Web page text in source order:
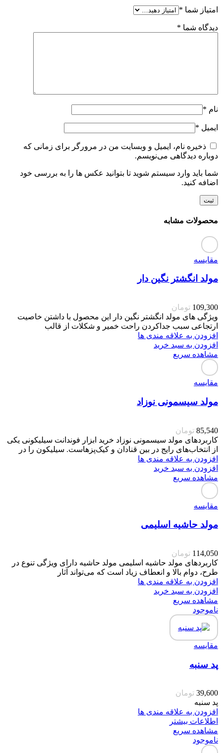
امتیاز شما *
دیدگاه شما *
نام *
ایمیل *
ذخیره نام، ایمیل و وبسایت من در مرورگر برای زمانی که
دوباره دیدگاهی می‌نویسم.
شما باید وارد سیستم شوید تا بتوانید عکس ها را به بررسی خود
اضافه کنید.
محصولات مشابه
مقایسه
مولد انگشتر نگین دار
109,300 تومان
ویژگی های مولد انگشتر نگین دار این محصول با داشتن خاصیت
ارتجاعی سبب جداکردن راحت خمیر و شکلات از قالب
افزودن به علاقه مندی ها
افزودن به سبد خرید
مشاهده سریع
مقایسه
مولد سیسمونی نوزاد
85,540 تومان
کاربردهای مولد سیسمونی نوزاد خرید ابزار فوندانت سیلیکونی یکی
از انتخاب‌های رایج در بین قنادان و کیک‌پزهاست. سیلیکون را در
افزودن به علاقه مندی ها
افزودن به سبد خرید
مشاهده سریع
مقایسه
مولد حاشیه اسلیمی
114,050 تومان
کاربردهای مولد حاشیه اسلیمی مولد حاشیه دارای ویژگی تنوع در
طرح، دوام بالا و انعطاف زیاد است که می‌تواند آثار
افزودن به علاقه مندی ها
افزودن به سبد خرید
مشاهده سریع
ناموجود
مقایسه
پد سنبه
39,600 تومان
پد سنبه
افزودن به علاقه مندی ها
اطلاعات بیشتر
مشاهده سریع
ناموجود